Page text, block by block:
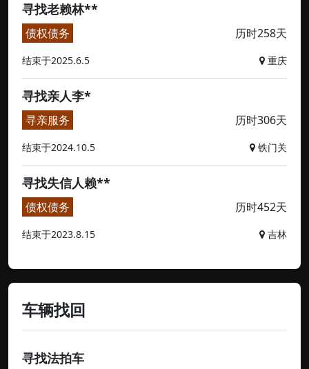
寻找老赖林**
债权债务 历时258天
结束于2025.6.5 重庆
寻找亲人李*
寻亲服务 历时306天
结束于2024.10.5 铁门关
寻找失信人赖**
债权债务 历时452天
结束于2023.8.15 吉林
车辆找回
寻找法拍车